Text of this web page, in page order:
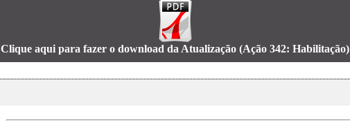
Clique aqui para fazer o download da Atualização (Ação 342: Habilitação)